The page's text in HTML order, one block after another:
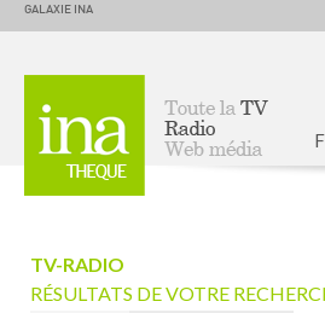
GALAXIE INA
TV-RADIO
RÉSULTATS DE VOTRE